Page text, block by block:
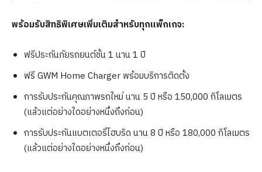
พร้อมรับสิทธิพิเศษเพิ่มเติมสำหรับทุกแพ็กเกจ:
ฟรีประกันภัยรถยนต์ชั้น 1 นาน 1 ปี
ฟรี GWM Home Charger พร้อมบริการติดตั้ง
การรับประกันคุณภาพรถใหม่ นาน 5 ปี หรือ 150,000 กิโลเมตร
(แล้วแต่อย่างใดอย่างหนึ่งถึงก่อน)
การรับประกันแบตเตอรี่ไฮบริด นาน 8 ปี หรือ 180,000 กิโลเมตร
(แล้วแต่อย่างใดอย่างหนึ่งถึงก่อน)